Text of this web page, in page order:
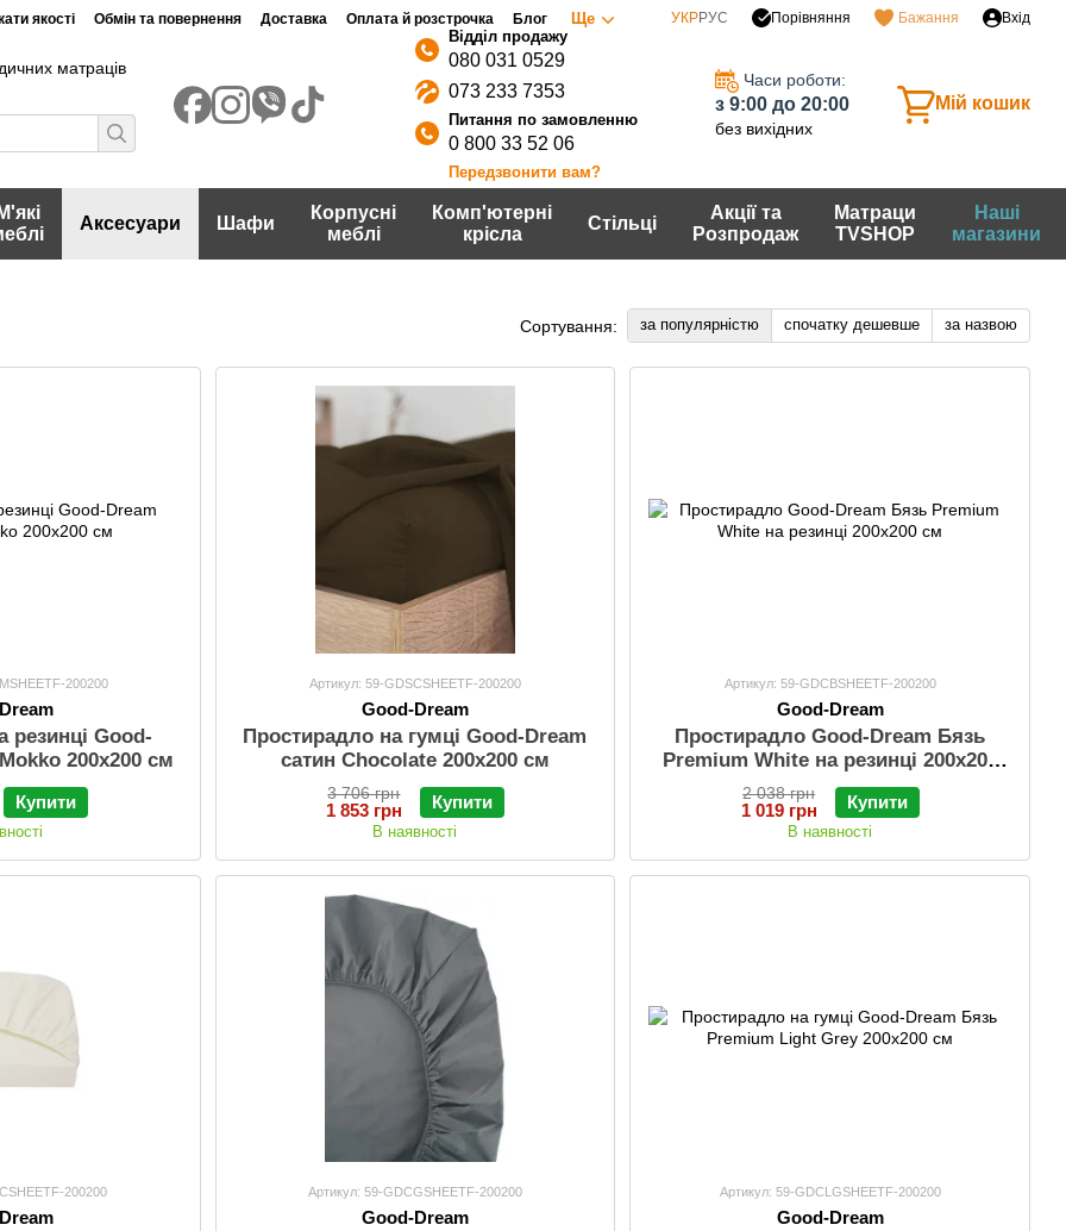
якості Обмін та повернення Доставка Оплата й розстрочка Блог Ще УКРРУС Порівняння Бажання Вхід
матраців
080 031 0529
073 233 7353
0 800 33 52 06
Передзвонити вам?
Часи роботи:
з 9:00 до 20:00
без вихідних
Мій кошик
М'які
Аксесуари Шафи
Корпусні
меблі
Комп'ютерні
крісла
Стільці
Акції та
Розпродаж
Матраци
TVSHOP
Наші
магазини
Сортування: за популярністю спочатку дешевше за назвою
200200
резинці Good-
200х200 см
Купити
Артикул: 59-GDSCSHEETF-200200
Good-Dream
Простирадло на гумці Good-Dream
сатин Chocolate 200х200 см
3 706 грн
1 853 грн Купити
В наявності
Артикул: 59-GDCBSHEETF-200200
Good-Dream
Простирадло Good-Dream Бязь
Premium White на резинці 200х200
см
2 038 грн
1 019 грн Купити
В наявності
200200 Артикул: 59-GDCGSHEETF-200200
Good-Dream
Артикул: 59-GDCLGSHEETF-200200
Good-Dream